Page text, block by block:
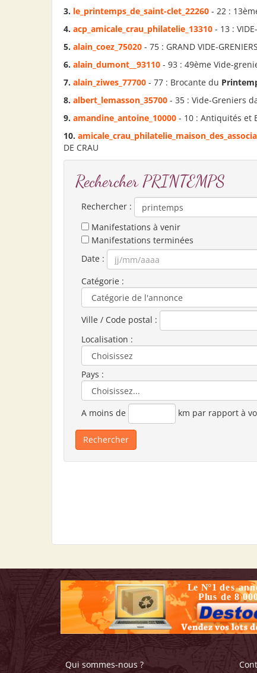
3. le_ printemps _de_saint-clet_22260 - 22 :
4. acp_amicale_crau_philatelie_13310 - 13 :
5. alain_coez_75020 - 75 : GRAND VIDE-
6. alain_dumont__93110 - 93 : 49ème Vide-
7. alain_ziwes_77700 - 77 : Brocante du
8. albert_lemasson_35700 - 35 : Vide-Greniers
9. amandine_antoine_10000 - 10 : Antiquités et
10.
DE CRAU
Rechercher PRINTEMPS
Rechercher :
Manifestations à venir
Manifestations terminées
Date :
Catégorie :
Ville / Code postal :
Localisation :
Pays :
A moins de km par rapport à
Qui sommes-nous ?